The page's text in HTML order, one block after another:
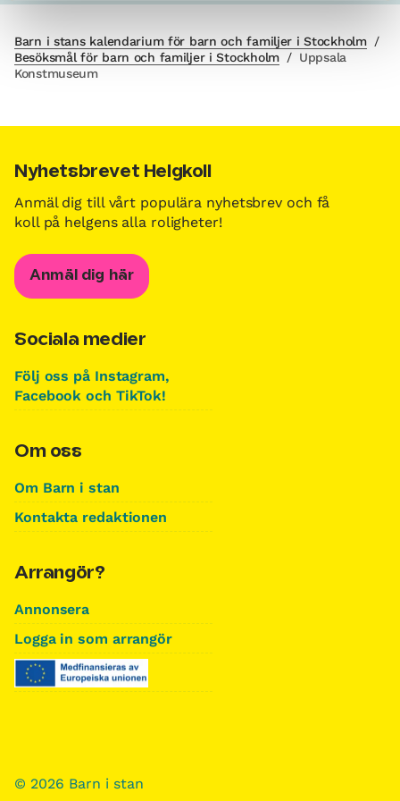
Barn i stans kalendarium för barn och familjer i Stockholm /
Besöksmål för barn och familjer i Stockholm / Uppsala
Konstmuseum
Nyhetsbrevet Helgkoll
Anmäl dig till vårt populära nyhetsbrev och få
koll på helgens alla roligheter!
Anmäl dig här
Sociala medier
Följ oss på Instagram,
Facebook och TikTok!
Om oss
Om Barn i stan
Kontakta redaktionen
Arrangör?
Annonsera
Logga in som arrangör
© 2026 Barn i stan